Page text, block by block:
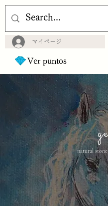
マイページ
Ver puntos
natural stone